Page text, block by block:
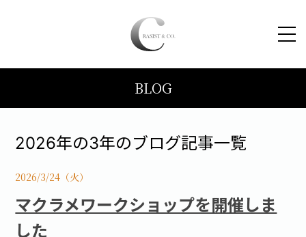
コンセプト
トピックス
施工事例
BLOG
2026年の3年のブログ記事一覧
2026/3/24（火）
マクラメワークショップを開催しま
した